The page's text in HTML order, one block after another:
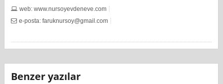
web: www.nursoyevdeneve.com
e-posta:faruknursoy@gmail.com
Benzer yazılar